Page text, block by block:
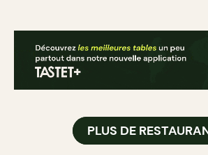
PLUS DE